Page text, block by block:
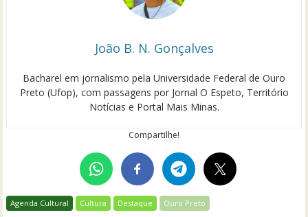
João B. N. Gonçalves
Bacharel em jornalismo pela Universidade Federal de Ouro
Preto (Ufop), com passagens por Jornal O Espeto, Território
Notícias e Portal Mais Minas.
Compartilhe!
Agenda Cultural Cultura Destaque Ouro Preto